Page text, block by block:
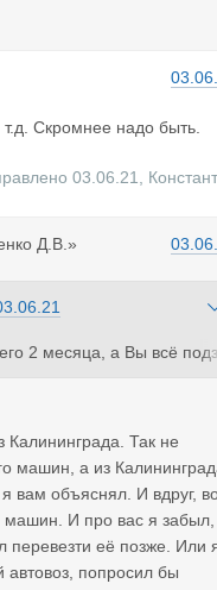
Скромнее надо быть.
03.06.21
Д.В.»
2 месяца, а Вы всё подз
Вы сказали, что он
Так не
машин, а из
вам объяснял. И вдруг,
И про вас я забыл,
перевезти её позже. Или
попросил бы